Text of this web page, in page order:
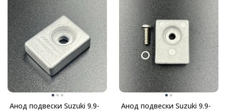
Анод подвески Suzuki 9.9-
Анод подвески Suzuki 9.9-